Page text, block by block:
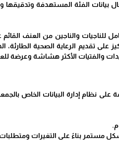
الفئة المستهدفة وتدقيقها
والناجين من العنف
يتم التركيز على تقديم الرعاية الصحية
والفتيات الأكثر هشاشة وعرضة
نظام إدارة البيانات الخاص
بشكل مستمر بناءً على التغيرات